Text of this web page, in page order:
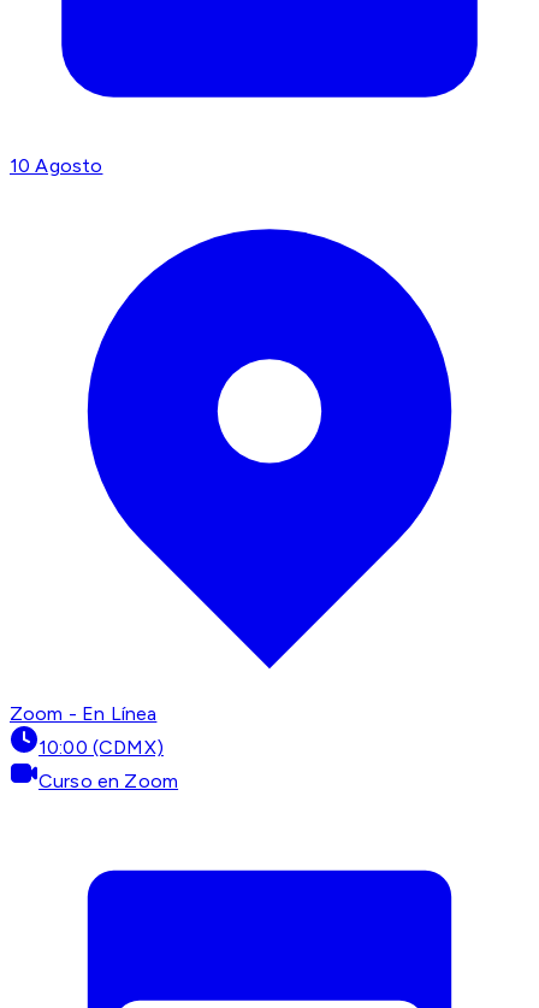
10 Agosto
Zoom - En Línea
10:00 (CDMX)
Curso en Zoom